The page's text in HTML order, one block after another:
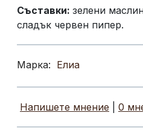
Съставки: зелени
сладък червен пипер.
Марка: Елиа
Напишете мнение 0